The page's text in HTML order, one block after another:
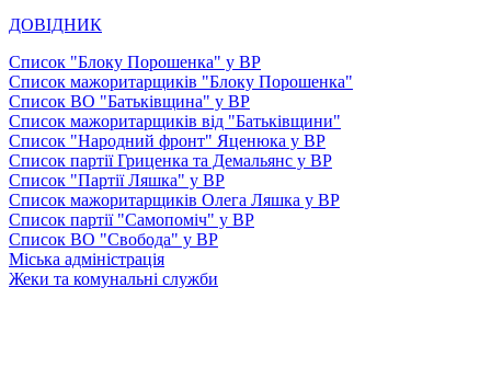
ДОВІДНИК
Список "Блоку Порошенка" у ВР
Список мажоритарщиків "Блоку Порошенка"
Список ВО "Батьківщина" у ВР
Список мажоритарщиків від "Батьківщини"
Список "Народний фронт" Яценюка у ВР
Список партії Гриценка та Демальянс у ВР
Список "Партії Ляшка" у ВР
Список мажоритарщиків Олега Ляшка у ВР
Список партії "Самопоміч" у ВР
Список ВО "Свобода" у ВР
Міська адміністрація
Жеки та комунальні служби